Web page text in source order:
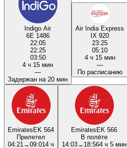
Indigo Air
6E 1486
22:05
22:25
03:50
4 ч 15 мин
—
Задержан на 20 мин
Air India Express
IX 920
23:25
05:10
4 ч 15 мин
—
По расписанию
EmiratesEK 564
Прилетел
04:21 →09:014 ч
EmiratesEK 566
В полёте
14:03→ 18:564 ч 5 мин